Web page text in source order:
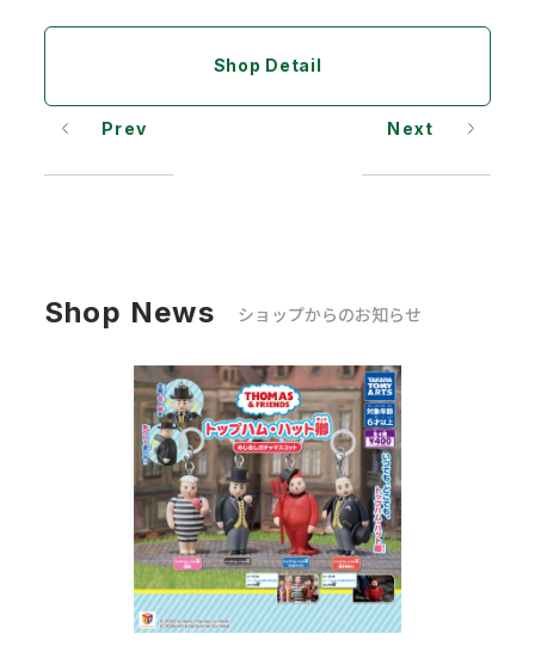
Shop Detail
Prev Next
Shop News ショップからのお知らせ